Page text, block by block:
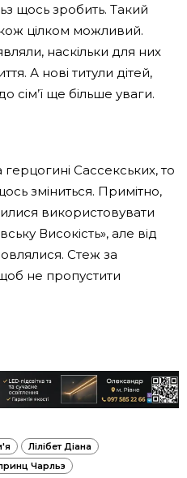
щось зробить. Такий
цілком можливий.
наскільки для них
А нові титули дітей,
сім’ї ще більше уваги.
Сассекських, то
зміниться. Примітно,
використовувати
Високість», але від
Стеж за
не пропустити
Лілібет Діана
Чарльз